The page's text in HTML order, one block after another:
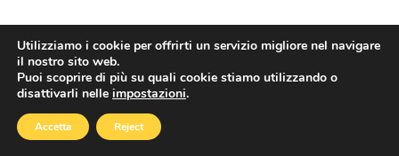
Utilizziamo i cookie per offrirti un servizio migliore nel navigare
il nostro sito web.
Puoi scoprire di più su quali cookie stiamo utilizzando o
disattivarli nelle impostazioni.
Accetta Reject